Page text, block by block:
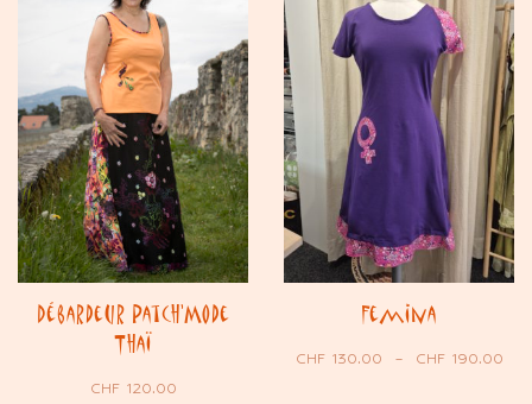
Débardeur Patch’Mode
Thaï
CHF120.00
Femina
CHF130.00 – CHF190.00